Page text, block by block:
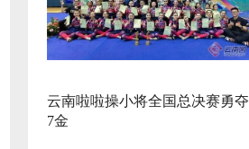
云南啦啦操小将全国总决赛勇夺
7金